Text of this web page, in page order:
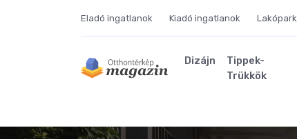
Eladó ingatlanok Kiadó ingatlanok Lakópark
Dizájn
Tippek-
Trükkök